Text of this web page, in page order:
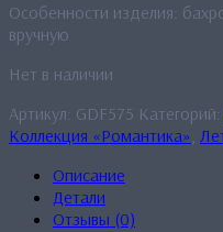
Особенности изделия:
вручную
Нет в наличии
Артикул: GDF575 Категорий:
Коллекция «Романтика»
Описание
Детали
Отзывы (0)